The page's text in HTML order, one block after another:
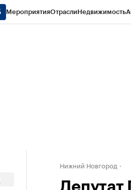
МероприятияОтраслиНедвижимость
Нижний Новгород